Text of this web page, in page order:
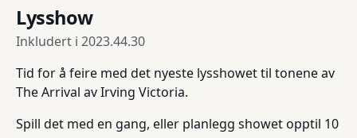
Lysshow
Inkludert i 2023.44.30
Tid for å feire med det nyeste lysshowet til tonene av
The Arrival av Irving Victoria.
Spill det med en gang, eller planlegg showet opptil 10